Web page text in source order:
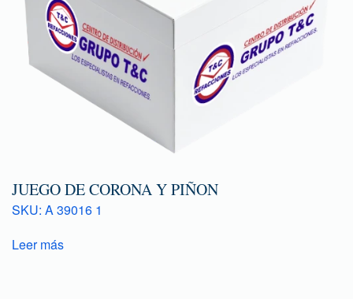
JUEGO DE CORONA Y PIÑON
SKU: A 39016 1
Leer más